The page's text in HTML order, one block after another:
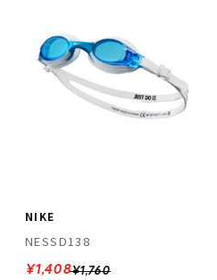
NIKE
NESSD138
¥1,760
¥1,408